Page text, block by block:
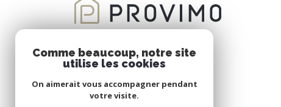
Comme beaucoup, notre site
utilise les cookies
On aimerait vous accompagner pendant
votre visite.